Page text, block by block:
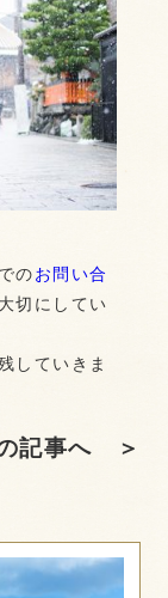
のお問い合
切にしてい
していきま
記事へ ＞